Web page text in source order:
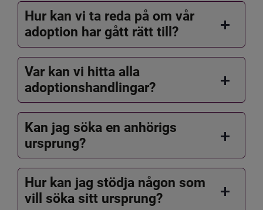
Hur kan vi ta reda på om vår
adoption har gått rätt till?
Var kan vi hitta alla
adoptionshandlingar?
Kan jag söka en anhörigs
ursprung?
Hur kan jag stödja någon som
vill söka sitt ursprung?